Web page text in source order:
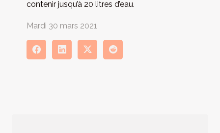
contenir jusqu’à 20 litres d’eau.
Mardi 30 mars 2021